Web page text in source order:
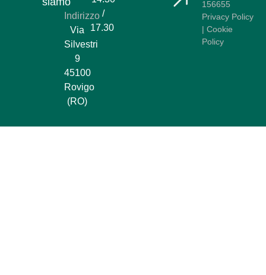
Indirizzo
Via
Silvestri
9
45100
Rovigo
(RO)
/
17.30
156655
Privacy Policy
| Cookie
Policy